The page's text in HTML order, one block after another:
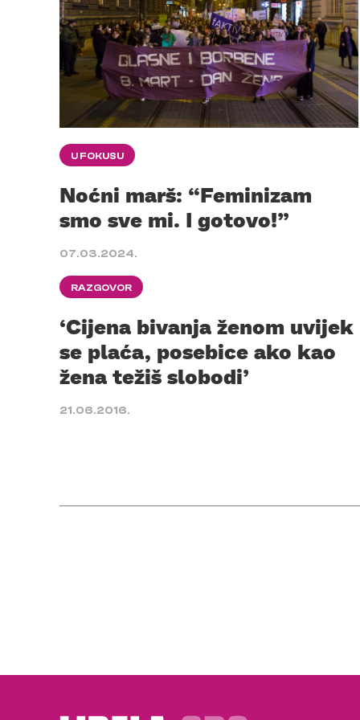
U FOKUSU
Noćni marš: “Feminizam
smo sve mi. I gotovo!”
07.03.2024.
RAZGOVOR
‘Cijena bivanja ženom uvijek
se plaća, posebice ako kao
žena težiš slobodi’
21.06.2016.